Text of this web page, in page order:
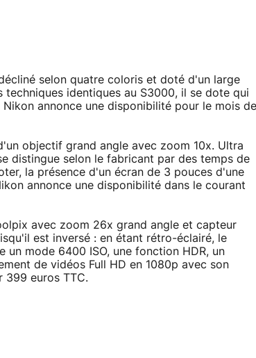
selon quatre coloris et doté d'un large
identiques au S3000, il se dote qui
annonce une disponibilité pour le mois de
objectif grand angle avec zoom 10x. Ultra
distingue selon le fabricant par des temps de
la présence d'un écran de 3 pouces d'une
annonce une disponibilité dans le courant
avec zoom 26x grand angle et capteur
est inversé : en étant rétro-éclairé, le
un mode 6400 ISO, une fonction HDR, un
de vidéos Full HD en 1080p avec son
399 euros TTC.